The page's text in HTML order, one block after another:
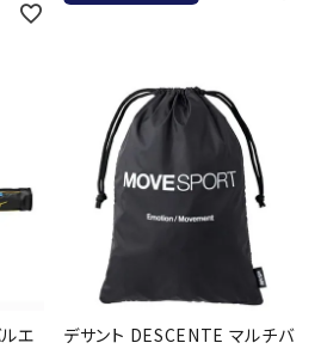
エ
デサント DESCENTE マルチバ